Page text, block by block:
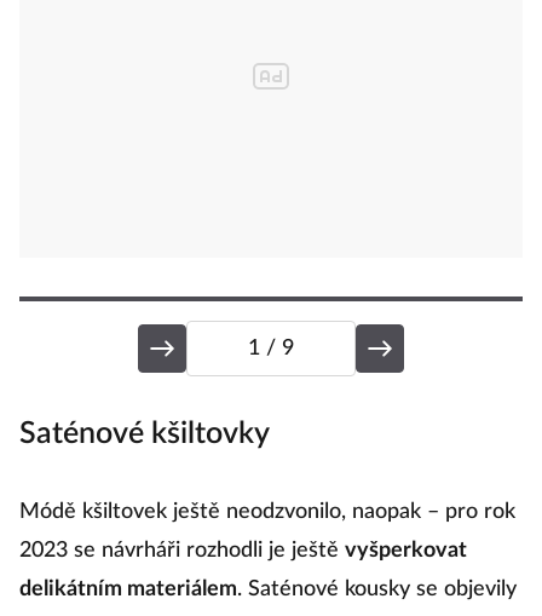
1 / 9
Saténové kšiltovky
Módě kšiltovek ještě neodzvonilo, naopak – pro rok
2023 se návrháři rozhodli je ještě vyšperkovat
delikátním materiálem. Saténové kousky se objevily